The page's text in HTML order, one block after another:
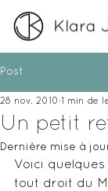
Post
Un petit
28 nov. 2010 1 min de
Dernière mise à
Voici
tout droit du